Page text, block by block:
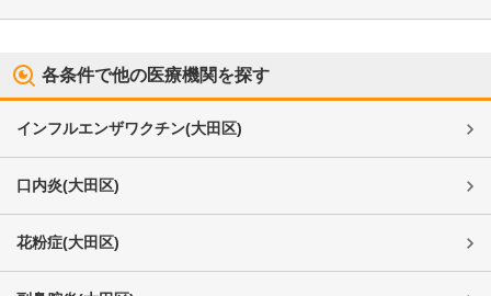
各条件で他の医療機関を探す
インフルエンザワクチン(大田区)
口内炎(大田区)
花粉症(大田区)